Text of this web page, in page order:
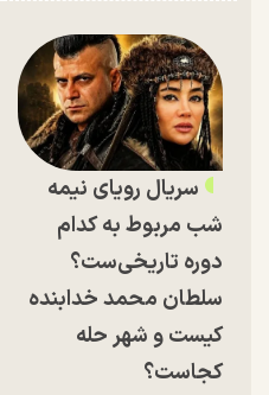
سریال رویای نیمه
شب مربوط به کدام
دوره تاریخی‌ست؟
سلطان محمد خدابنده
کیست و شهر حله
کجاست؟